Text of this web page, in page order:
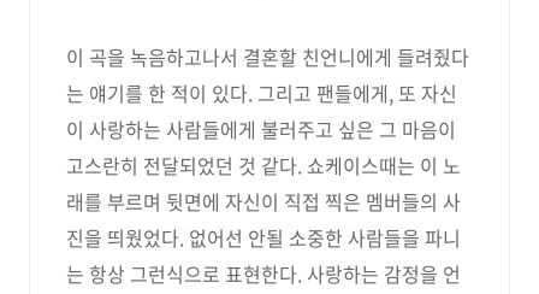
이 곡을 녹음하고나서 결혼할 친언니에게 들려줬다
는 얘기를 한 적이 있다. 그리고 팬들에게, 또 자신
이 사랑하는 사람들에게 불러주고 싶은 그 마음이
고스란히 전달되었던 것 같다. 쇼케이스때는 이 노
래를 부르며 뒷면에 자신이 직접 찍은 멤버들의 사
진을 띄웠었다. 없어선 안될 소중한 사람들을 파니
는 항상 그런식으로 표현한다. 사랑하는 감정을 언